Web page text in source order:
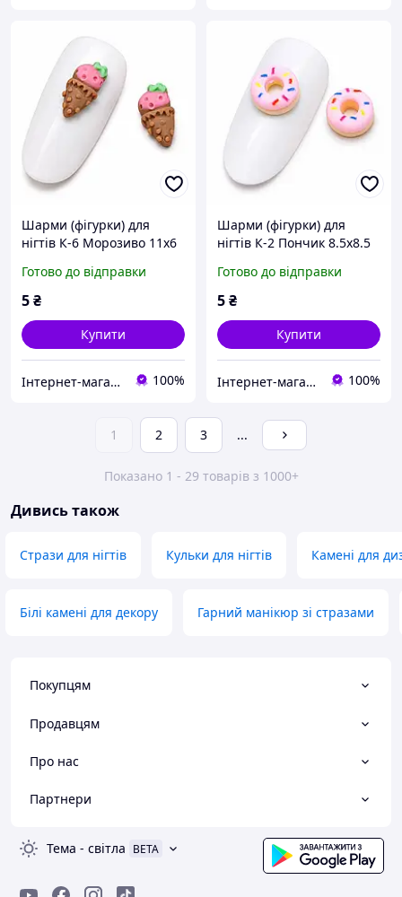
Шарми (фігурки) для
нігтів К-6 Морозиво 11х6
Готово до відправки
5₴
Купити
Інтернет-магазин ZakharenkoStudio 100%
Шарми (фігурки) для
нігтів К-2 Пончик 8.5х8.5
Готово до відправки
5₴
Купити
Інтернет-магазин ZakharenkoStudio 100%
1 2 3 ...
Показано 1 - 29 товарів з 1000+
Дивись також
Стрази для нігтів Кульки для нігтів Камені для
Білі камені для декору Гарний манікюр зі стразами
Покупцям
Продавцям
Про нас
Партнери
Тема - світла BETA